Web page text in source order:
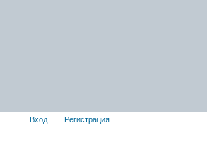
Вход Регистрация